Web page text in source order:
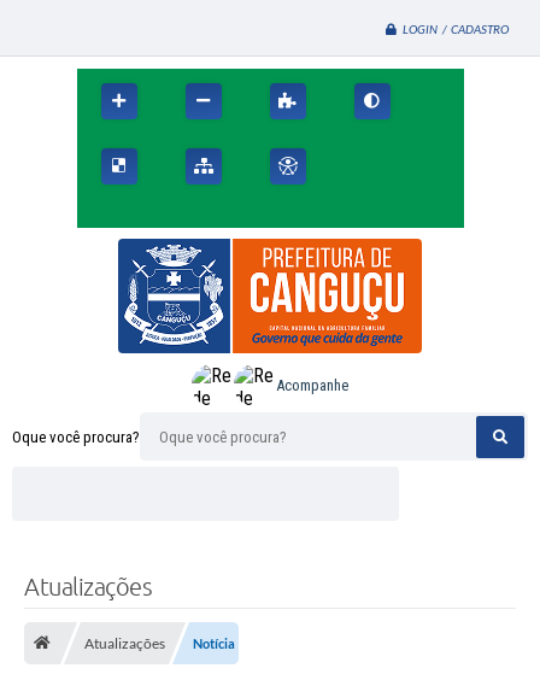
LOGIN / CADASTRO
Oque você procura?
Acompanhe
Atualizações
Atualizações Notícia